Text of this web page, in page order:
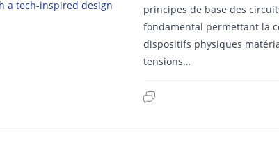
principes de base des
fondamental permettant la
dispositifs physiques
tensions…